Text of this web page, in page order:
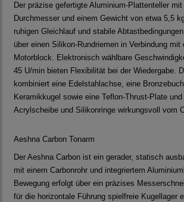
Der präzise gefertigte Aluminium-Plattenteller mit
Durchmesser und einem Gewicht von etwa 5,5
ruhigen Gleichlauf und stabile
über einen Silikon-Rundriemen in Verbindung mit
Motorblock. Elektronisch wählbare
45 U/min bieten Flexibilität bei der Wiedergabe.
kombiniert eine Edelstahlachse, eine
Keramikkugel sowie eine Teflon-Thrust-Plate
Acrylscheibe und Silikonringe wirkungsvoll vom
Aeshna Carbon Tonarm
Der Aeshna Carbon ist ein gerader, statisch
mit einem Carbonrohr und integriertem
Bewegung erfolgt über ein präzises
für die horizontale Führung spielfreie Kugellager